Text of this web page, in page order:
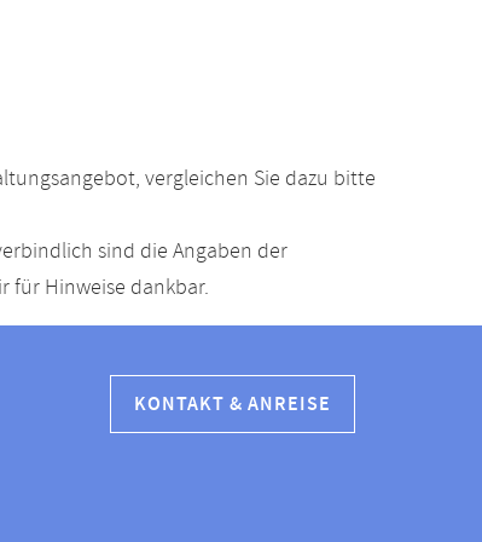
vergleichen Sie dazu bitte
sind die Angaben der
für Hinweise dankbar.
KONTAKT & ANREISE